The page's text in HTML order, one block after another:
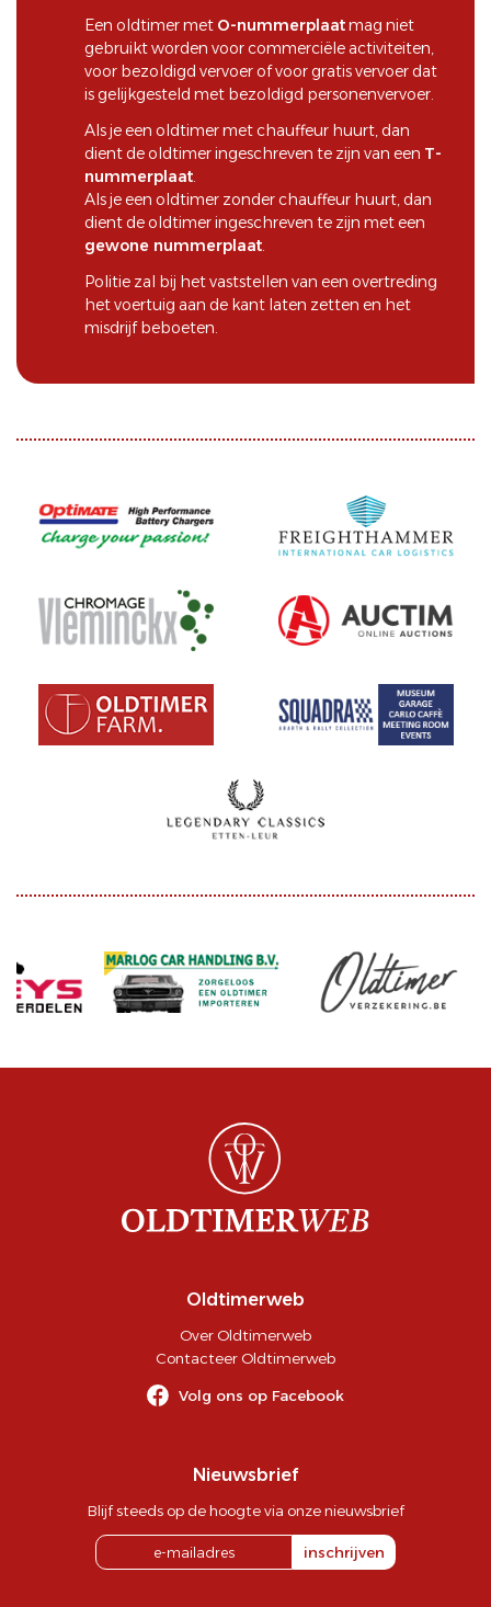
Een oldtimer met O-nummerplaatmag niet
gebruikt worden voor commerciële activiteiten,
voor bezoldigd vervoer of voor gratis vervoer dat
is gelijkgesteld met bezoldigd personenvervoer.
Als je een oldtimer met chauffeur huurt, dan
dient de oldtimer ingeschreven te zijn van een T-
nummerplaat.
Als je een oldtimer zonder chauffeur huurt, dan
dient de oldtimer ingeschreven te zijn met een
gewone nummerplaat.
Politie zal bij het vaststellen van een overtreding
het voertuig aan de kant laten zetten en het
misdrijf beboeten.
Oldtimerweb
Over Oldtimerweb
Contacteer Oldtimerweb
Volg ons op Facebook
Nieuwsbrief
Blijf steeds op de hoogte via onze nieuwsbrief
inschrijven